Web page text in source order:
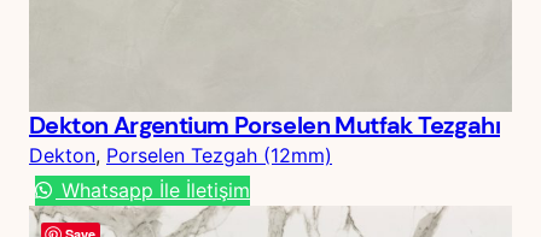
Dekton Argentium Porselen Mutfak Tezgahı
Dekton, Porselen Tezgah (12mm)
Whatsapp İle İletişim